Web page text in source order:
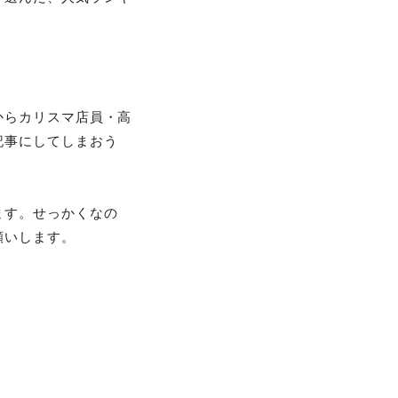
カリスマ店員・高
にしてしまおう
。せっかくなの
します。